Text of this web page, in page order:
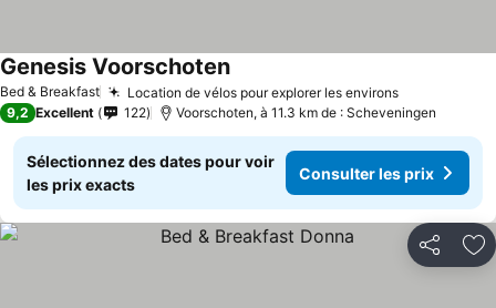
Bed & Breakfast Location de vélos pour explorer les environs
Genesis Voorschoten
9,2 Excellent 122 Voorschoten, à 11.3 km de : Scheveningen
Sélectionnez des dates pour voir
les prix exacts
Consulter les prix
Partager